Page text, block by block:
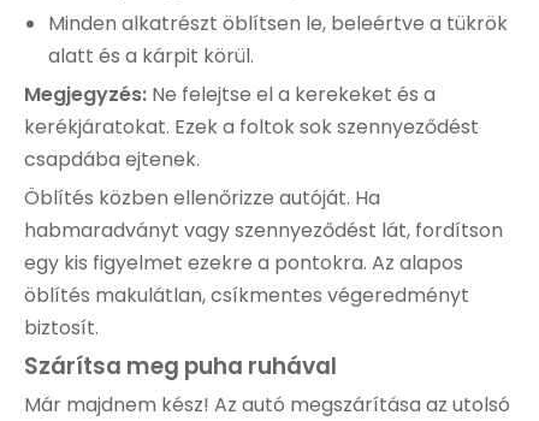
Minden alkatrészt öblítsen le, beleértve a tükrök
alatt és a kárpit körül.
Megjegyzés: Ne felejtse el a kerekeket és a
kerékjáratokat. Ezek a foltok sok szennyeződést
csapdába ejtenek.
Öblítés közben ellenőrizze autóját. Ha
habmaradványt vagy szennyeződést lát, fordítson
egy kis figyelmet ezekre a pontokra. Az alapos
öblítés makulátlan, csíkmentes végeredményt
biztosít.
Szárítsa meg puha ruhával
Már majdnem kész! Az autó megszárítása az utolsó